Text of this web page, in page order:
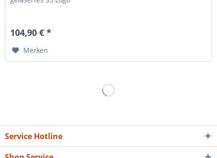
104,90 € *
Merken
Service Hotline